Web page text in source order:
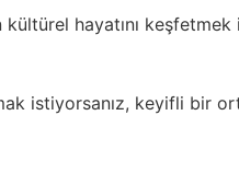
hayatını keşfetmek
istiyorsanız, keyifli bir